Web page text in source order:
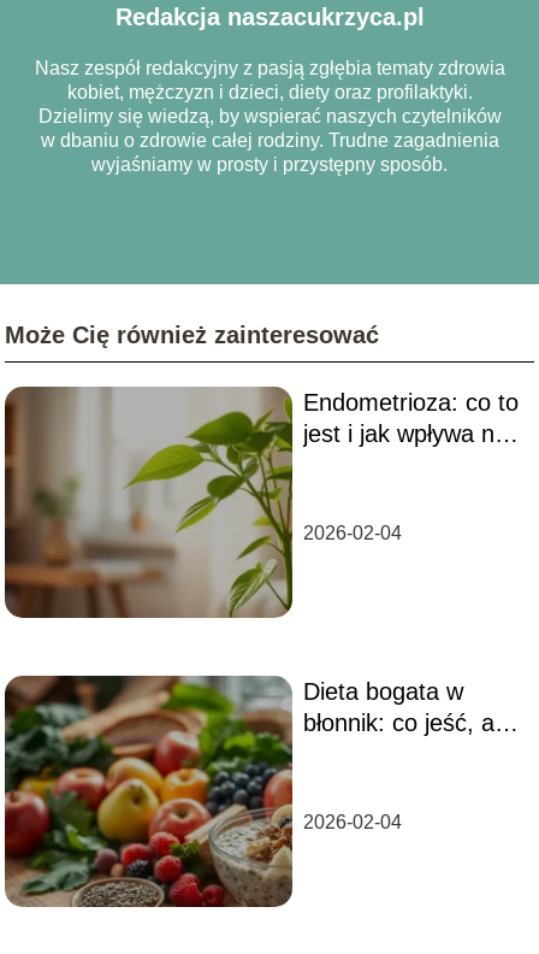
Redakcja naszacukrzyca.pl
Nasz zespół redakcyjny z pasją zgłębia tematy zdrowia
kobiet, mężczyzn i dzieci, diety oraz profilaktyki.
Dzielimy się wiedzą, by wspierać naszych czytelników
w dbaniu o zdrowie całej rodziny. Trudne zagadnienia
wyjaśniamy w prosty i przystępny sposób.
Może Cię również zainteresować
Endometrioza: co to
jest i jak wpływa na
2026-02-04
Dieta bogata w
błonnik: co jeść, aby
2026-02-04